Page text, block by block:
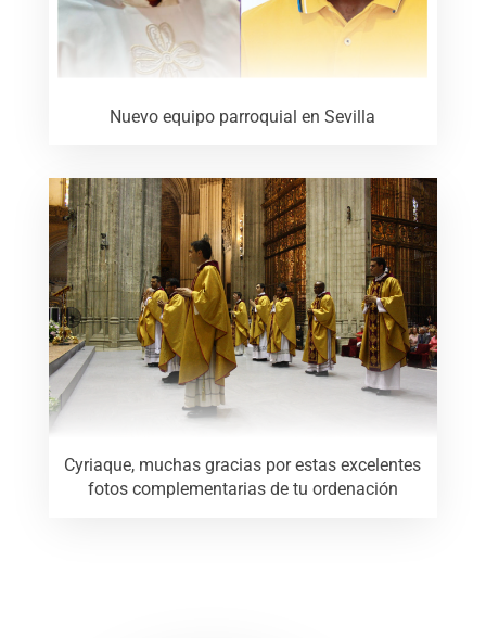
Nuevo equipo parroquial en Sevilla
Cyriaque, muchas gracias por estas excelentes
fotos complementarias de tu ordenación